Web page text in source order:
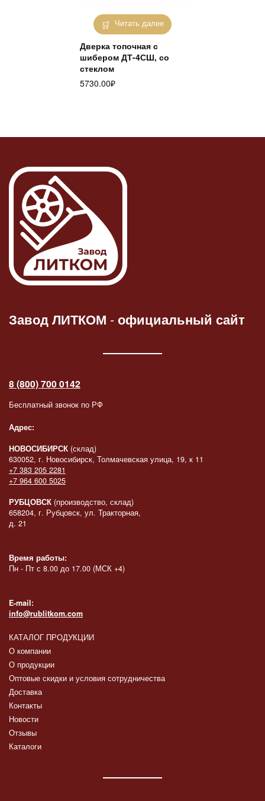
Читать далее
Дверка топочная с
шибером ДТ-4СШ, со
стеклом
5730.00₽
Завод ЛИТКОМ -официальный сайт
8 (800) 700 0142
Бесплатный звонок по РФ
Адрес:
НОВОСИБИРСК (склад)
630052, г. Новосибирск, Толмачевская улица, 19, к 11
+7 383 205 2281
+7 964 600 5025
РУБЦОВСК (производство, склад)
658204, г. Рубцовск, ул. Тракторная,
д. 21
Время работы:
Пн - Пт с 8.00 до 17.00 (МСК +4)
E-mail:
info@rublitkom.com
КАТАЛОГ ПРОДУКЦИИ
О компании
О продукции
Оптовые скидки и условия сотрудничества
Доставка
Контакты
Новости
Отзывы
Каталоги